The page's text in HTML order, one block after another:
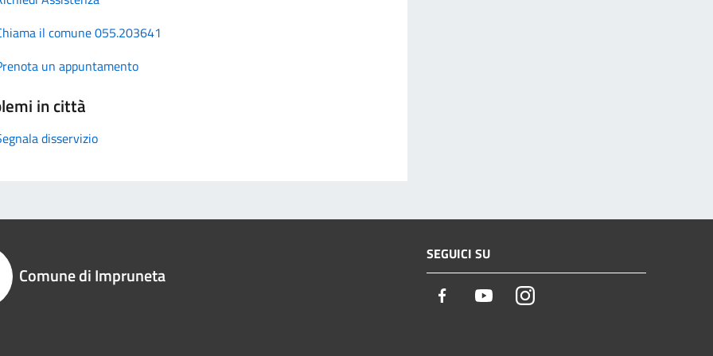
il comune 055.203641
un appuntamento
in città
disservizio
Comune di Impruneta
SEGUICI SU
Facebook YoutubeInstagram